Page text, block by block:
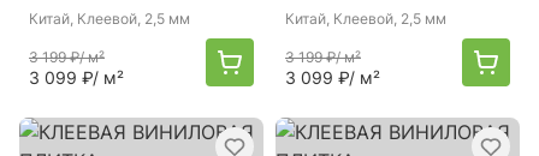
Китай, Клеевой, 2,5 мм
3 199 ₽/ м²
3 099 ₽/ м²
Китай, Клеевой, 2,5 мм
3 199 ₽/ м²
3 099 ₽/ м²